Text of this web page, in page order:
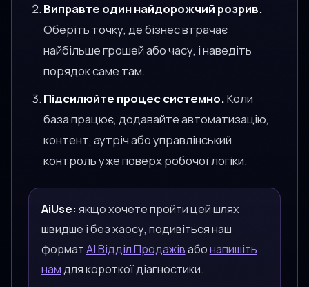
Виправте один найдорожчий розрив.
Оберіть точку, де бізнес втрачає
найбільше грошей або часу, і наведіть
порядок саме там.
Підсилюйте процес системно.Коли
база працює, додавайте автоматизацію,
контент, аутріч або управлінський
контроль уже поверх робочої логіки.
AiUse: якщо хочете пройти цей шлях
швидше і без хаосу, подивіться наш
форматAI Відділ Продажівабонапишіть
намдля короткої діагностики.